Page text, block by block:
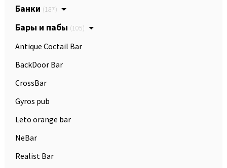
Банки (187)
Бары и пабы (105)
Antique Coctail Bar
BackDoor Bar
CrossBar
Gyros pub
Leto orange bar
NeBar
Realist Bar